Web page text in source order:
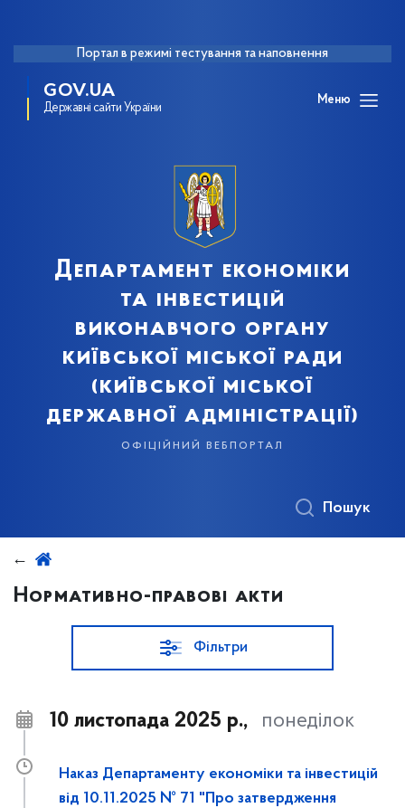
Портал в режимі тестування та наповнення
GOV.UA
Державні сайти України
Меню
Департамент економіки
та інвестицій
виконавчого органу
київської міської ради
(київської міської
державної адміністрації)
офіційний вебпортал
Пошук
Нормативно-правові акти
Фільтри
10 листопада 2025 р., понеділок
Наказ Департаменту економіки та інвестицій
від 10.11.2025 № 71 "Про затвердження